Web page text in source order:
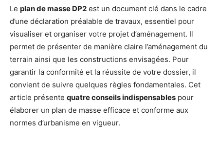
Le plan de masse DP2 est un document clé dans le cadre
d’une déclaration préalable de travaux, essentiel pour
visualiser et organiser votre projet d’aménagement. Il
permet de présenter de manière claire l’aménagement du
terrain ainsi que les constructions envisagées. Pour
garantir la conformité et la réussite de votre dossier, il
convient de suivre quelques règles fondamentales. Cet
article présente quatre conseils indispensables pour
élaborer un plan de masse efficace et conforme aux
normes d’urbanisme en vigueur.